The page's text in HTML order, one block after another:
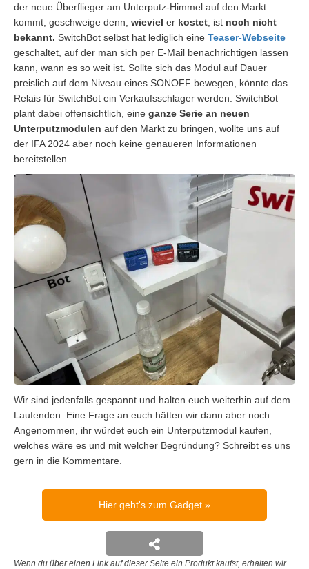
der neue Überflieger am Unterputz-Himmel auf den Markt
kommt, geschweige denn, wieviel er kostet , ist noch nicht
bekannt. SwitchBot selbst hat lediglich eine Teaser-Webseite
geschaltet, auf der man sich per E-Mail benachrichtigen lassen
kann, wann es so weit ist. Sollte sich das Modul auf Dauer
preislich auf dem Niveau eines SONOFF bewegen, könnte das
Relais für SwitchBot ein Verkaufsschlager werden. SwitchBot
plant dabei offensichtlich, eine ganze Serie an neuen
Unterputzmodulen auf den Markt zu bringen, wollte uns auf
der IFA 2024 aber noch keine genaueren Informationen
bereitstellen.
Wir sind jedenfalls gespannt und halten euch weiterhin auf dem
Laufenden. Eine Frage an euch hätten wir dann aber noch:
Angenommen, ihr würdet euch ein Unterputzmodul kaufen,
welches wäre es und mit welcher Begründung? Schreibt es uns
gern in die Kommentare.
Hier geht's zum Gadget
Wenn du über einen Link auf dieser Seite ein Produkt kaufst, erhalten wir